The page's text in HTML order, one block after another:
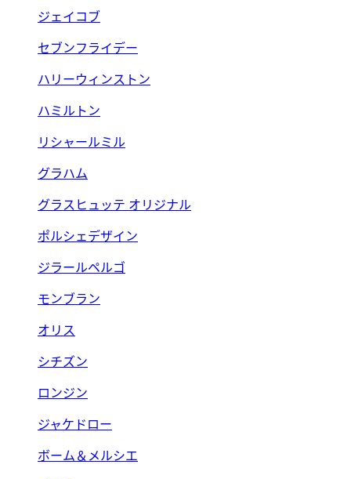
ジェイコブ
セブンフライデー
ハリーウィンストン
ハミルトン
リシャールミル
グラハム
グラスヒュッテ オリジナル
ポルシェデザイン
ジラールペルゴ
モンブラン
オリス
シチズン
ロンジン
ジャケドロー
ボーム＆メルシエ